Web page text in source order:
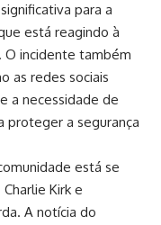
para a
está reagindo à
O incidente também
as redes sociais
a necessidade de
proteger a segurança
está se
Kirk e
A notícia do